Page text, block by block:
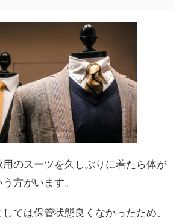
のスーツを久しぶりに着たら体が
方がいます。
ては保管状態良くなかったため、